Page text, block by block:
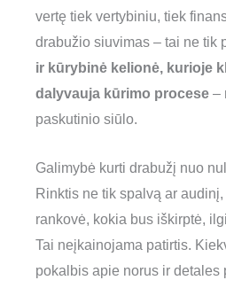
vertę tiek vertybiniu, tiek
drabužio siuvimas – tai ne tik
ir kūrybinė kelionė, kurioje
dalyvauja kūrimo procese–
paskutinio siūlo.
Galimybė kurti drabužį nuo
Rinktis ne tik spalvą ar
rankovė, kokia bus iškirptė,
Tai neįkainojama patirtis.
pokalbis apie norus ir detales